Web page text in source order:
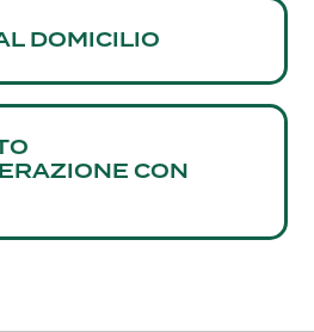
DOMICILIO
CON